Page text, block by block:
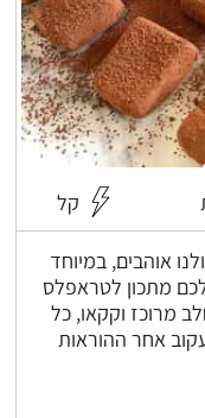
קל
אוהבים, במיוחד
מתכון לטראפלס
בלבד: חלב מרוכז וקקאו, כל
אחר ההוראות